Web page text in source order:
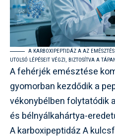
A KARBOXIPEPTIDÁZ A AZ
UTOLSÓ LÉPÉSEIT VÉGZI, BIZTOSÍTVA A
A fehérjék emésztése
gyomorban kezdődik a
vékonybélben folytatódik
és bélnyálkahártya-
A karboxipeptidáz A